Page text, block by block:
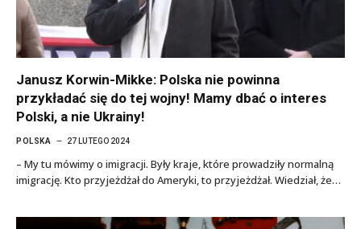
Janusz Korwin-Mikke: Polska nie powinna
przykładać się do tej wojny! Mamy dbać o interes
Polski, a nie Ukrainy!
POLSKA 27 LUTEGO 2024
– My tu mówimy o imigracji. Były kraje, które prowadziły normalną
imigrację. Kto przyjeżdżał do Ameryki, to przyjeżdżał. Wiedział, że…